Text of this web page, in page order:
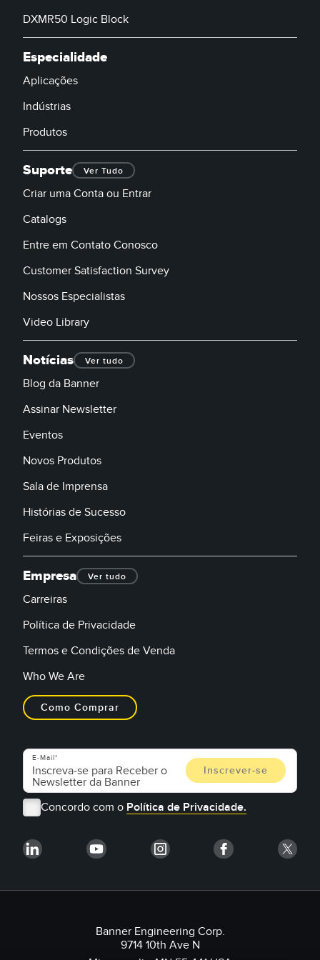
Software GUI para Sensores
TECHNOLOGY
Sensors with IO-Link
DXMR50 Logic Block
Especialidade
Aplicações
Indústrias
Produtos
Suporte Ver Tudo
Criar uma Conta ou Entrar
Catalogs
Entre em Contato Conosco
Customer Satisfaction Survey
Nossos Especialistas
Video Library
Notícias Ver tudo
Blog da Banner
Assinar Newsletter
Eventos
Novos Produtos
Sala de Imprensa
Histórias de Sucesso
Feiras e Exposições
Empresa Ver tudo
Carreiras
Política de Privacidade
Termos e Condições de Venda
Who We Are
Como Comprar
E-Mail
Concordo com o Política de Privacidade.
Banner Engineering Corp.
9714 10th Ave N